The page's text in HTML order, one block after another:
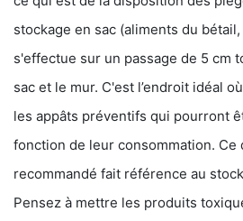
stockage en sac (aliments du
s'effectue sur un passage de 5 cm
sac et le mur. C'est l’endroit idéal
les appâts préventifs qui pourront
fonction de leur consommation. Ce
recommandé fait référence au
Pensez à mettre les produits